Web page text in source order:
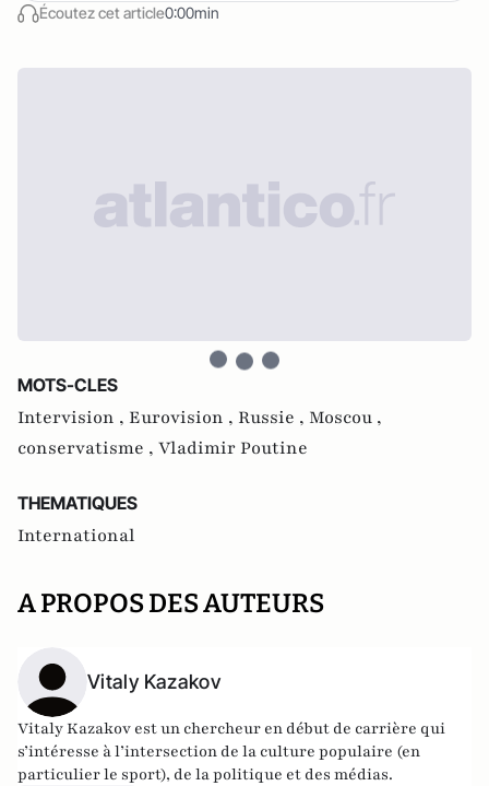
Écoutez cet article0:00min
MOTS-CLES
Intervision , Eurovision , Russie , Moscou ,
conservatisme , Vladimir Poutine
THEMATIQUES
International
A PROPOS DES AUTEURS
Vitaly Kazakov
Vitaly Kazakov est un chercheur en début de carrière qui
s’intéresse à l’intersection de la culture populaire (en
particulier le sport), de la politique et des médias.